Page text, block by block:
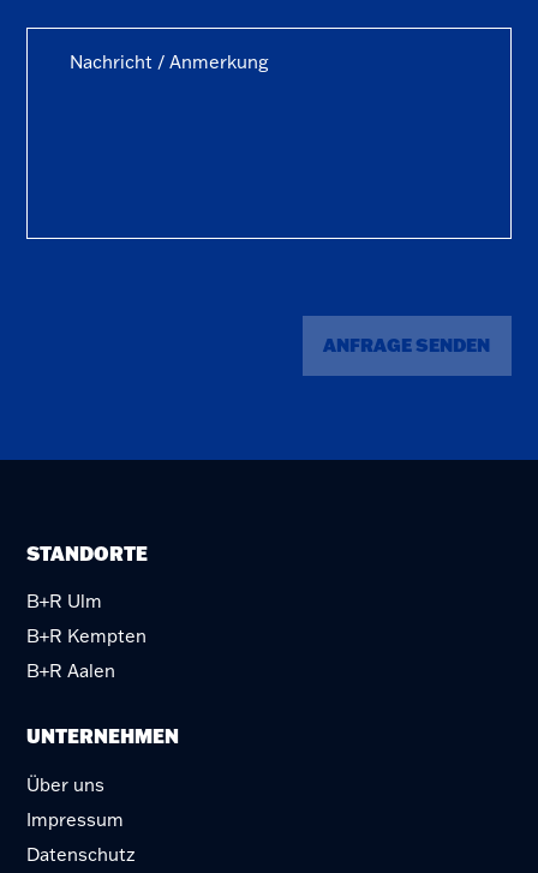
ANFRAGE SENDEN
STANDORTE
B+R Ulm
B+R Kempten
B+R Aalen
UNTERNEHMEN
Über uns
Impressum
Datenschutz